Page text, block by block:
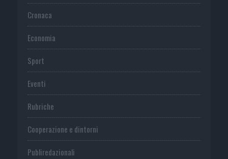
Cronaca
Economia
Sport
Eventi
Rubriche
Cooperazione e dintorni
Publiredazionali